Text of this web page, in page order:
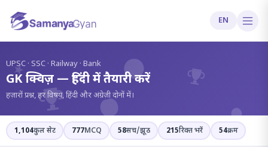
EN
?
UPSC · SSC · Railway · Bank
GK क्विज़ — हिंदी में तैयारी करें
हज़ारों प्रश्न, हर विषय, हिंदी और अंग्रेज़ी दोनों में।
1,104कुल सेट 777MCQ 58सच/झूठ 215रिक्त भरें 54क्रम